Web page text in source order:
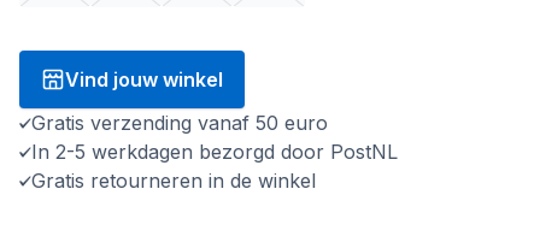
Vind jouw winkel
Gratis verzending vanaf 50 euro
In 2-5 werkdagen bezorgd door PostNL
Gratis retourneren in de winkel